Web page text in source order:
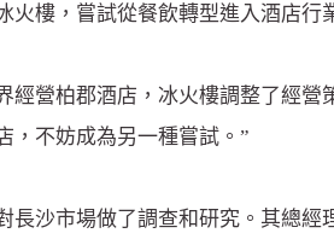
火樓，嘗試從餐飲轉型進入酒店行
界經營柏郡酒店，冰火樓調整了經
，不妨成為另一種嘗試。”
長沙市場做了調查和研究。其總